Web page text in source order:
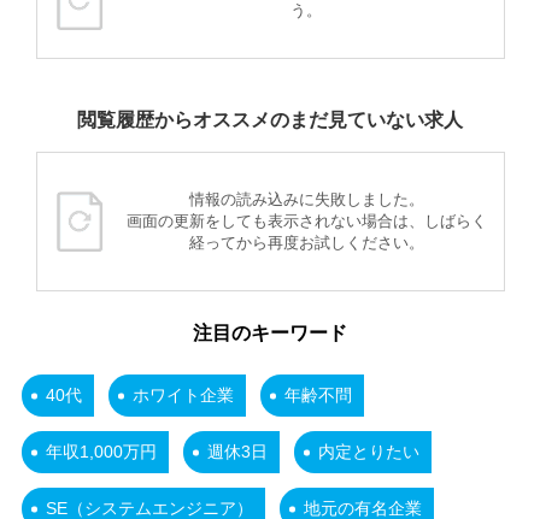
う。
閲覧履歴からオススメのまだ見ていない求人
情報の読み込みに失敗しました。
画面の更新をしても表示されない場合は、しばらく
経ってから再度お試しください。
注目のキーワード
40代 ホワイト企業 年齢不問
年収1,000万円 週休3日 内定とりたい
SE（システムエンジニア） 地元の有名企業